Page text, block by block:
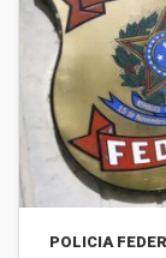
POLICIA